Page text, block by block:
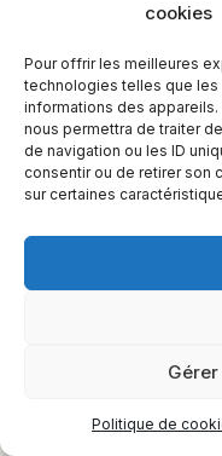
cookies
Pour offrir les meilleures
technologies telles que
informations des
nous permettra de traiter
de navigation ou les ID
consentir ou de retirer son
sur certaines
Politique de